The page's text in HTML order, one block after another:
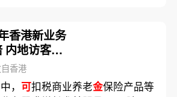
香港新业务
内地访客贡
潮
香港
， 可扣税商业养老金保险产品等